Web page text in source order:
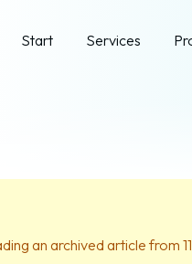
Start Services
an archived article